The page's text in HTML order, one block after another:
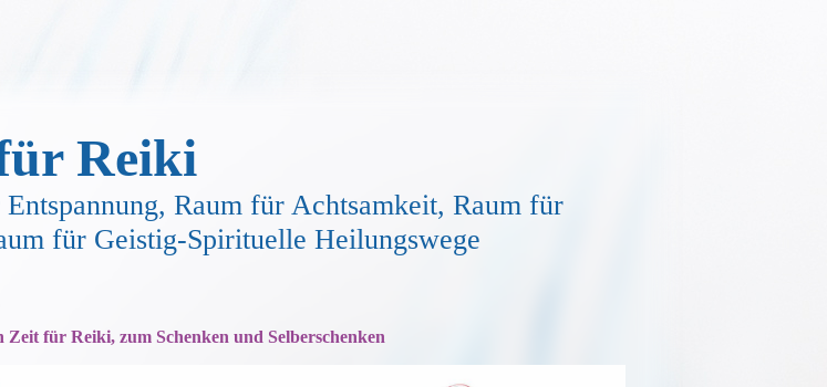
Reiki
Raum für Achtsamkeit, Raum für
für Geistig-Spirituelle Heilungswege
Zeit für Reiki, zum Schenken und Selberschenken